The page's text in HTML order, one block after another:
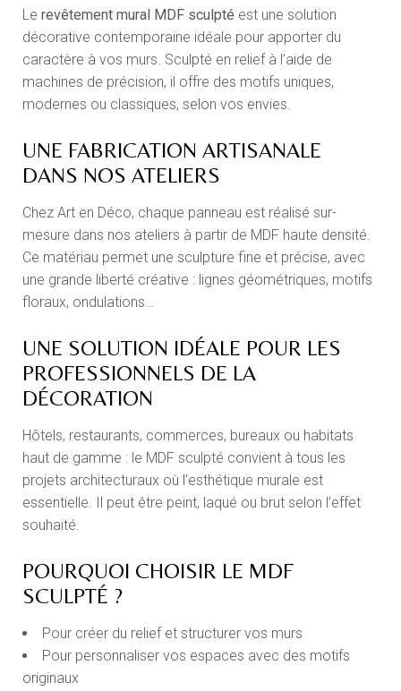
Lerevêtement mural MDF sculpté est une solution
décorative contemporaine idéale pour apporter du
caractère à vos murs. Sculpté en relief à l’aide de
machines de précision, il offre des motifs uniques,
modernes ou classiques, selon vos envies.
UNE FABRICATION ARTISANALE
DANS NOS ATELIERS
Chez Art en Déco, chaque panneau est réalisé sur-
mesure dans nos ateliers à partir de MDF haute densité.
Ce matériau permet une sculpture fine et précise, avec
une grande liberté créative : lignes géométriques, motifs
floraux, ondulations…
UNE SOLUTION IDÉALE POUR LES
PROFESSIONNELS DE LA
DÉCORATION
Hôtels, restaurants, commerces, bureaux ou habitats
haut de gamme : le MDF sculpté convient à tous les
projets architecturaux où l’esthétique murale est
essentielle. Il peut être peint, laqué ou brut selon l’effet
souhaité.
POURQUOI CHOISIR LE MDF
SCULPTÉ ?
Pour créer du relief et structurer vos murs
Pour personnaliser vos espaces avec des motifs
originaux